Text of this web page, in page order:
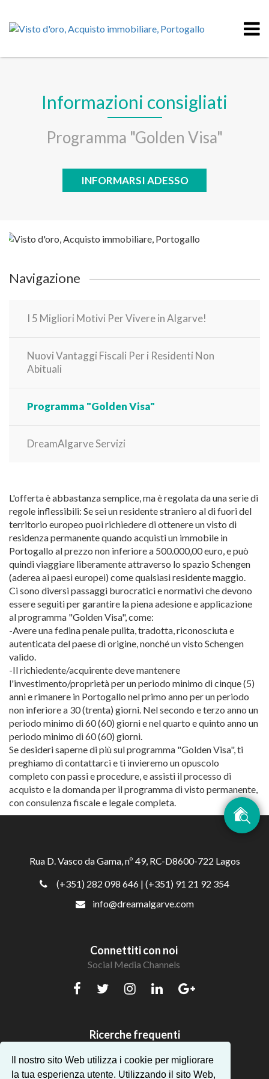
Il nostro sito Web utilizza i cookie per migliorare
la tua esperienza utente. Utilizzando il sito Web,
Informazioni consigliati
Programma "Golden Visa"
INFORMARSI ADESSO
Navigazione
I 5 Migliori Motivi Per Vivere in Algarve!
Nuovi Vantaggi Fiscali Per i Residenti Non
Abituali
Programma "Golden Visa"
DreamAlgarve Servizi
L'offerta è abbastanza semplice, ma è regolata da una serie di
regole inflessibili: Se sei un residente straniero al di fuori del
territorio europeo puoi richiedere di ottenere un visto di
residenza permanente quando acquisti un immobile in
Portogallo al prezzo non inferiore a 500.000,00 euro, e può
quindi viaggiare liberamente attraverso lo spazio Schengen
(aderea ai paesi europei) come qualsiasi residente maggio.
Ci sono diversi passaggi burocratici e normativi che devono
essere seguiti per garantire la piena adesione e applicazione
al programma "Golden Visa", come:
-Avere una fedina penale pulita, tradotta, riconosciuta e
autenticata del paese di origine, nonché un visto Schengen
valido.
-Il richiedente/acquirente deve mantenere
l'investimento/proprietà per un periodo minimo di cinque (5)
anni e rimanere in Portogallo nel primo anno per un periodo
non inferiore a 30 (trenta) giorni. Nel secondo e terzo anno un
periodo minimo di 60 (60) giorni e nel quarto e quinto anno un
periodo minimo di 60 (60) giorni.
Se desideri saperne di più sul programma "Golden Visa", ti
preghiamo di contattarci e ti invieremo un opuscolo
completo con passi e procedure, e assisti il processo di
acquisto e la domanda per il programma di visto permanente,
con consulenza fiscale e legale completa.
Rua D. Vasco da Gama, nº 49, RC-D8600-722 Lagos
(+351) 282 098 646 | (+351) 91 21 92 354
info@dreamalgarve.com
Connettiti con noi
Social Media Channels
Ricerche frequenti
Bellissimi appartamenti in Algarve